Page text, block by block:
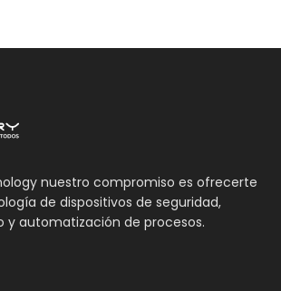
nuestro compromiso es ofrecerte
de dispositivos de seguridad,
y automatización de procesos.